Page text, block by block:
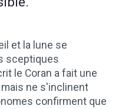
et la lune se
sceptiques
le Coran a fait une
ne s'inclinent
confirment que